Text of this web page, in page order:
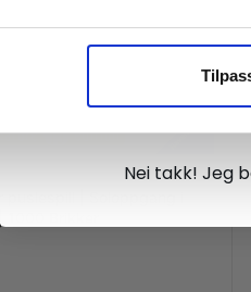
puslespill | Soloppgang i
Brikker
Ja takk,
Nei takk! Jeg